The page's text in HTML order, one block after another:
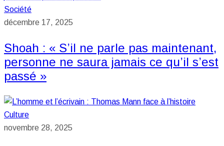
Société
décembre 17, 2025
Shoah : « S’il ne parle pas maintenant,
personne ne saura jamais ce qu’il s’est
passé »
Culture
novembre 28, 2025